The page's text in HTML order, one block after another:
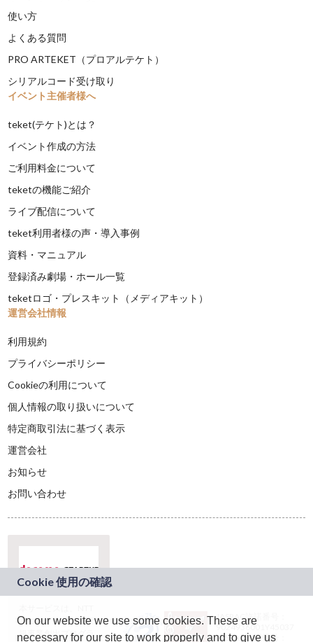
使い方
よくある質問
PRO ARTEKET（プロアルテケト）
シリアルコード受け取り
イベント主催者様へ
teket(テケト)とは？
イベント作成の方法
ご利用料金について
teketの機能ご紹介
ライブ配信について
teket利用者様の声・導入事例
資料・マニュアル
登録済み劇場・ホール一覧
teketロゴ・プレスキット（メディアキット）
運営会社情報
利用規約
プライバシーポリシー
Cookieの利用について
個人情報の取り扱いについて
特定商取引法に基づく表示
運営会社
お知らせ
お問い合わせ
ドコモグループの新
規事業創出プログラ
JASRAC許諾番号：
9024936001Y45037
JASRAC許諾番号：
On our website we use some cookies. These are
necessary for our site to work properly and to give us